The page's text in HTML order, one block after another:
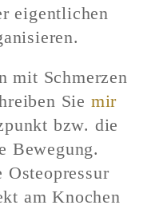
eigentlichen
mit Schmerzen
Sie mir
bzw. die
Bewegung.
Osteopressur
am Knochen